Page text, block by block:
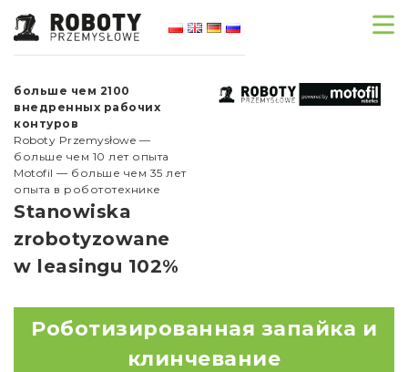
больше чем 2100
внедренных рабочих
контуров
Roboty Przemysłowe —
больше чем 10 лет опыта
Motofil — больше чем 35 лет
опыта в робототехнике
Stanowiska
zrobotyzowane
w leasingu 102%
Роботизированная запайка и
клинчевание